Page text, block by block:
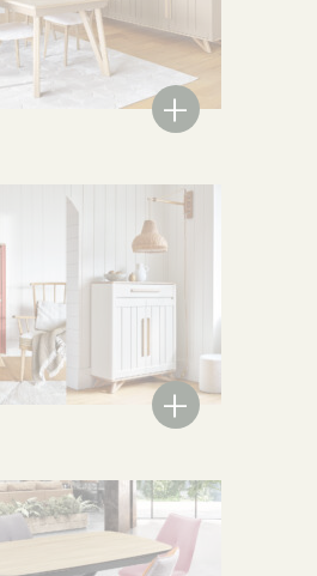
+
+